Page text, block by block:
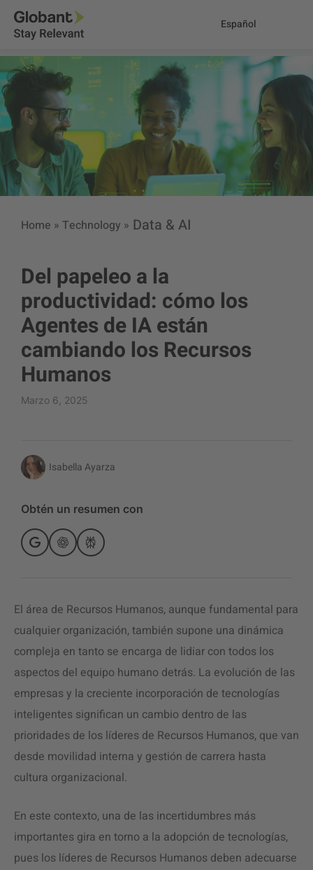
Español
Home » Technology » Data & AI
Del papeleo a la
productividad: cómo los
Agentes de IA están
cambiando los Recursos
Humanos
Marzo 6, 2025
Isabella Ayarza
Obtén un resumen con
El área de Recursos Humanos, aunque fundamental para
cualquier organización, también supone una dinámica
compleja en tanto se encarga de lidiar con todos los
aspectos del equipo humano detrás. La evolución de las
empresas y la creciente incorporación de tecnologías
inteligentes significan un cambio dentro de las
prioridades de los líderes de Recursos Humanos, que van
desde movilidad interna y gestión de carrera hasta
cultura organizacional.
En este contexto, una de las incertidumbres más
importantes gira en torno a la adopción de tecnologías,
pues los líderes de Recursos Humanos deben adecuarse